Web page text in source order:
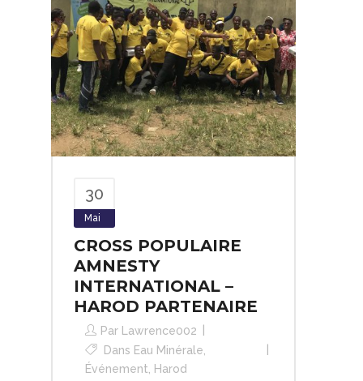
30
Mai
CROSS POPULAIRE
AMNESTY
INTERNATIONAL –
HAROD PARTENAIRE
Par
Lawrence002
Dans Eau Minérale
Événement
Harod